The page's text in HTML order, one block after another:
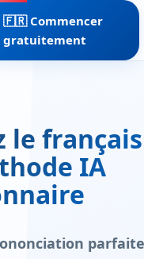
🇫🇷 Commencer
gratuitement
français
IA